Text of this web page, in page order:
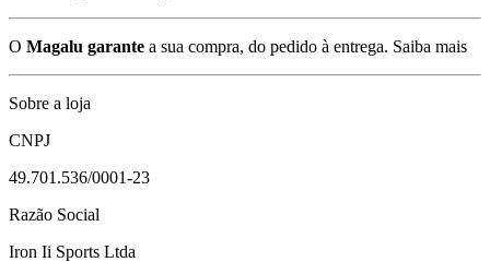
O Magalu garante a sua compra, do pedido à entrega. Saiba mais
Sobre a loja
CNPJ
49.701.536/0001-23
Razão Social
Iron Ii Sports Ltda